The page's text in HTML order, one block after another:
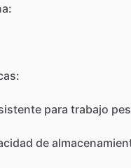
para trabajo
de